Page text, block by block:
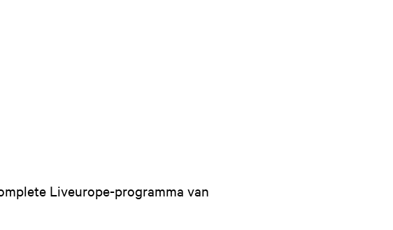
Liveurope-programma van